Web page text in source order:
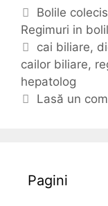
C
a
t
e
g
o
Bolile
Regimuri in
E
t
i
c
cai biliare,
cailor biliare,
hepatolog
Lasă un
Pagini